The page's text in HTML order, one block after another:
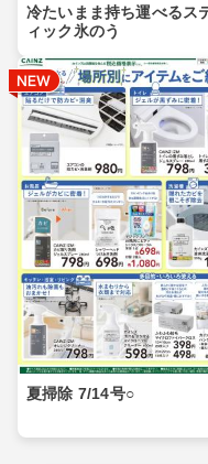
冷たいまま持ち運べるス
ィック氷のう
夏掃除 7/14号○